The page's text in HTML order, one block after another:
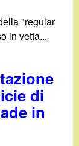
"regular
in vetta...
di
in